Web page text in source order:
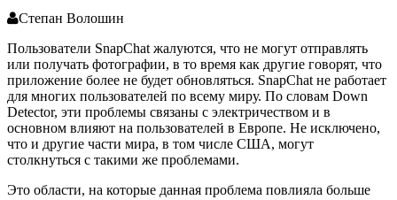
Степан Волошин
Пользователи SnapСhat жалуются, что не могут отправлять
или получать фотографии, в то время как другие говорят, что
приложение более не будет обновляться. SnapСhat не работает
для многих пользователей по всему миру. По словам Down
Detector, эти проблемы связаны с электричеством и в
основном влияют на пользователей в Европе. Не исключено,
что и другие части мира, в том числе США, могут
столкнуться с такими же проблемами.
Это области, на которые данная проблема повлияла больше